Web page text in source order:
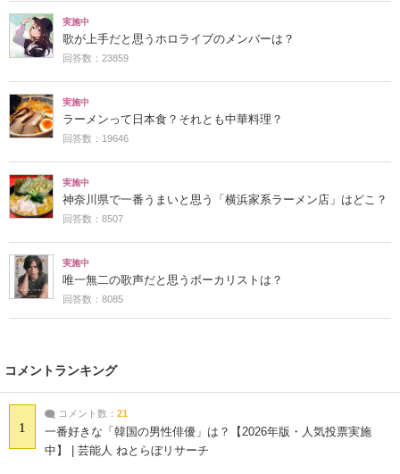
実施中
歌が上手だと思うホロライブのメンバーは？
回答数：23859
実施中
ラーメンって日本食？それとも中華料理？
回答数：19646
実施中
神奈川県で一番うまいと思う「横浜家系ラーメン店」はどこ？
回答数：8507
実施中
唯一無二の歌声だと思うボーカリストは？
回答数：8085
コメントランキング
1
コメント数： 21
一番好きな「韓国の男性俳優」は？【2026年版・人気投票実施
中】 | 芸能人 ねとらぼリサーチ